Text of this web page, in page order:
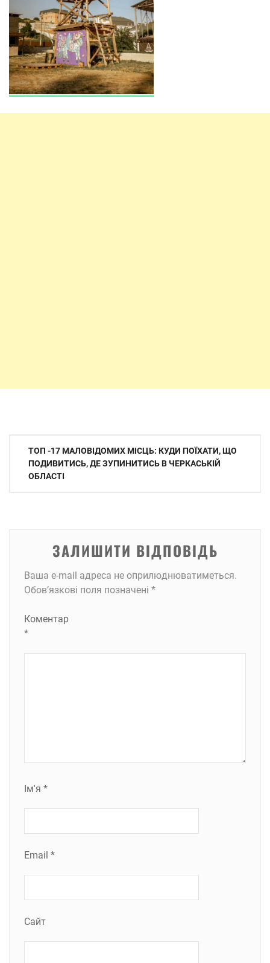
Навігація
записів
ТОП -17 МАЛОВІДОМИХ МІСЦЬ: КУДИ ПОЇХАТИ, ЩО
ПОДИВИТИСЬ, ДЕ ЗУПИНИТИСЬ В ЧЕРКАСЬКІЙ
ОБЛАСТІ
ЗАЛИШИТИ ВІДПОВІДЬ
Ваша e-mail адреса не оприлюднюватиметься.
Обов’язкові поля позначені *
Коментар
*
Ім'я *
Email *
Сайт